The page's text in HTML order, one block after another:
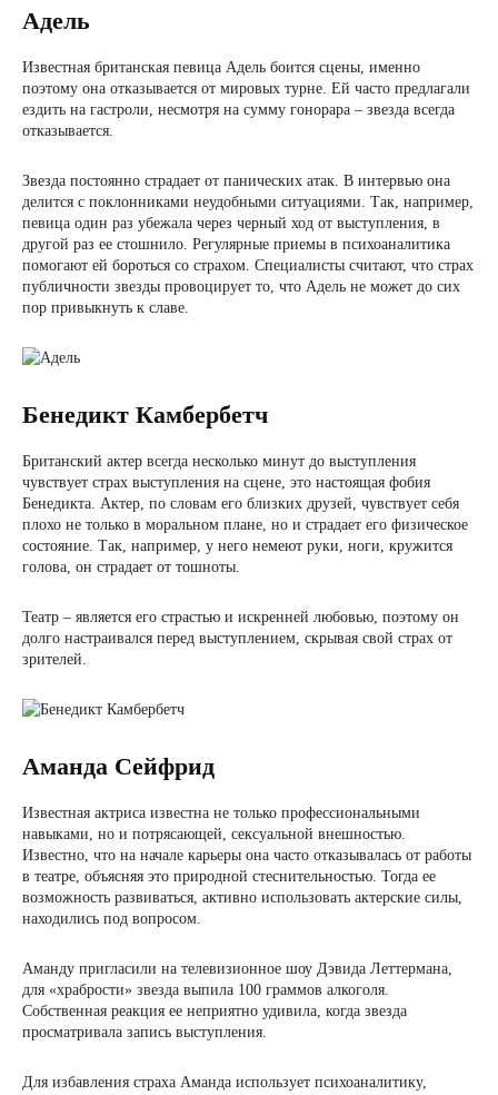
Адель
Известная британская певица Адель боится сцены, именно
поэтому она отказывается от мировых турне. Ей часто предлагали
ездить на гастроли, несмотря на сумму гонорара – звезда всегда
отказывается.
Звезда постоянно страдает от панических атак. В интервью она
делится с поклонниками неудобными ситуациями. Так, например,
певица один раз убежала через черный ход от выступления, в
другой раз ее стошнило. Регулярные приемы в психоаналитика
помогают ей бороться со страхом. Специалисты считают, что страх
публичности звезды провоцирует то, что Адель не может до сих
пор привыкнуть к славе.
Бенедикт Камбербетч
Британский актер всегда несколько минут до выступления
чувствует страх выступления на сцене, это настоящая фобия
Бенедикта. Актер, по словам его близких друзей, чувствует себя
плохо не только в моральном плане, но и страдает его физическое
состояние. Так, например, у него немеют руки, ноги, кружится
голова, он страдает от тошноты.
Театр – является его страстью и искренней любовью, поэтому он
долго настраивался перед выступлением, скрывая свой страх от
зрителей.
Аманда Сейфрид
Известная актриса известна не только профессиональными
навыками, но и потрясающей, сексуальной внешностью.
Известно, что на начале карьеры она часто отказывалась от работы
в театре, объясняя это природной стеснительностью. Тогда ее
возможность развиваться, активно использовать актерские силы,
находились под вопросом.
Аманду пригласили на телевизионное шоу Дэвида Леттермана,
для «храбрости» звезда выпила 100 граммов алкоголя.
Собственная реакция ее неприятно удивила, когда звезда
просматривала запись выступления.
Для избавления страха Аманда использует психоаналитику,